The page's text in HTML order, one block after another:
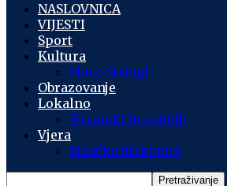
NASLOVNICA
VIJESTI
Sport
Kultura
Slavo Striegl
Obrazovanje
Lokalno
Hrvatski branitelji
Vjera
Sisačka biskupija